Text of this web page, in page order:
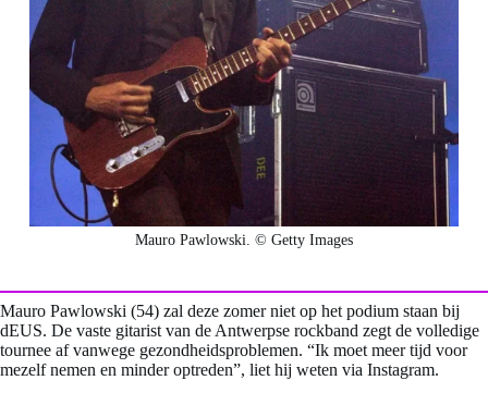
Mauro Pawlowski. © Getty Images
Mauro Pawlowski (54) zal deze zomer niet op het podium staan bij
dEUS. De vaste gitarist van de Antwerpse rockband zegt de volledige
tournee af vanwege gezondheidsproblemen. “Ik moet meer tijd voor
mezelf nemen en minder optreden”, liet hij weten via Instagram.